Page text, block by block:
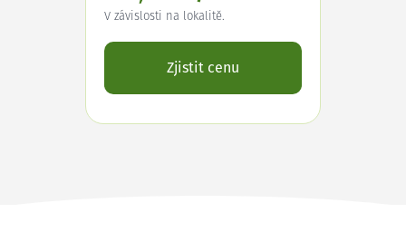
V závislosti na lokalitě.
Zjistit cenu